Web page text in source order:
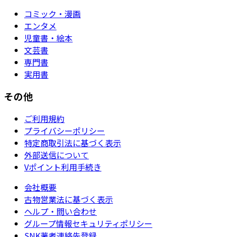
コミック・漫画
エンタメ
児童書・絵本
文芸書
専門書
実用書
その他
ご利用規約
プライバシーポリシー
特定商取引法に基づく表示
外部送信について
Vポイント利用手続き
会社概要
古物営業法に基づく表示
ヘルプ・問い合わせ
グループ情報セキュリティポリシー